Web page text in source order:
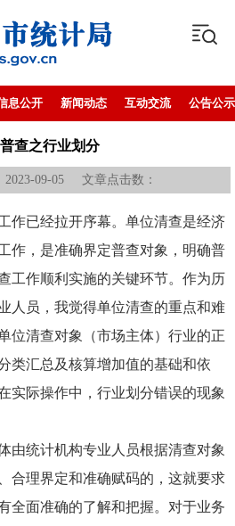
息公开 新闻动态 互动交流 公告公示
查之行业划分
2023-09-05 文章点击数：
作已经拉开序幕。单位清查是经济
作，是准确界定普查对象，明确普
工作顺利实施的关键环节。作为历
人员，我觉得单位清查的重点和难
位清查对象（市场主体）行业的正
类汇总及核算增加值的基础和依
实际操作中，行业划分错误的现象
由统计机构专业人员根据清查对象
合理界定和准确赋码的，这就要求
全面准确的了解和把握。对于业务